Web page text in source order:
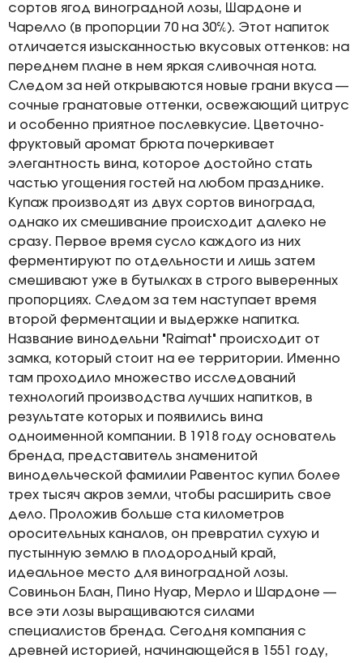
сортов ягод виноградной лозы, Шардоне и
Чарелло (в пропорции 70 на 30%). Этот напиток
отличается изысканностью вкусовых оттенков: на
переднем плане в нем яркая сливочная нота.
Следом за ней открываются новые грани вкуса —
сочные гранатовые оттенки, освежающий цитрус
и особенно приятное послевкусие. Цветочно-
фруктовый аромат брюта почеркивает
элегантность вина, которое достойно стать
частью угощения гостей на любом празднике.
Купаж производят из двух сортов винограда,
однако их смешивание происходит далеко не
сразу. Первое время сусло каждого из них
ферментируют по отдельности и лишь затем
смешивают уже в бутылках в строго выверенных
пропорциях. Следом за тем наступает время
второй ферментации и выдержке напитка.
Название винодельни "Raimat" происходит от
замка, который стоит на ее территории. Именно
там проходило множество исследований
технологий производства лучших напитков, в
результате которых и появились вина
одноименной компании. В 1918 году основатель
бренда, представитель знаменитой
винодельческой фамилии Равентос купил более
трех тысяч акров земли, чтобы расширить свое
дело. Проложив больше ста километров
оросительных каналов, он превратил сухую и
пустынную землю в плодородный край,
идеальное место для виноградной лозы.
Совиньон Блан, Пино Нуар, Мерло и Шардоне —
все эти лозы выращиваются силами
специалистов бренда. Сегодня компания с
древней историей, начинающейся в 1551 году,